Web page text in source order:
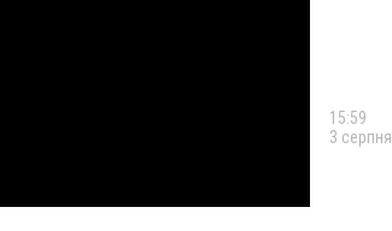
15:59
3 серпня